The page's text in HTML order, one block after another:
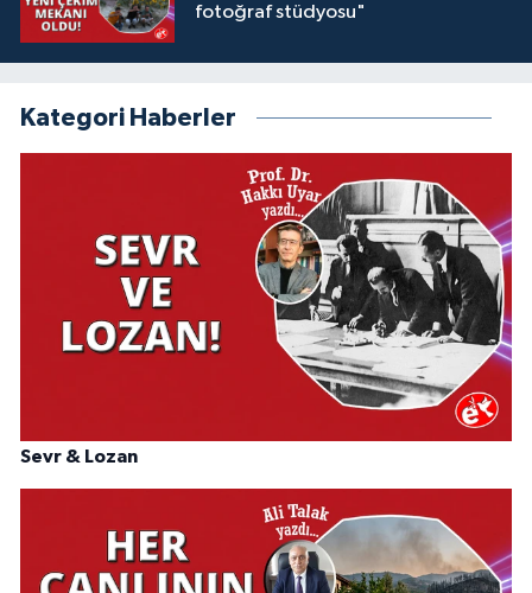
fotoğraf stüdyosu"
Kategori Haberler
Sevr & Lozan